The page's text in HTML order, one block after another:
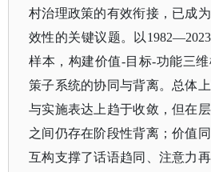
村治理政策的有效衔接，已成
效性的关键议题。以
样本，构建价值-目标-功能三
策子系统的协同与背离。总体
与实施表达上趋于收敛，但在
之间仍存在阶段性背离；价值
互构支撑了话语趋同、注意力